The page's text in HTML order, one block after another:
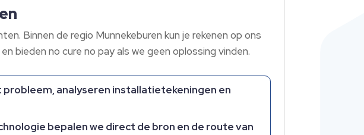
Binnen de regio Munnekeburen kun je rekenen op ons
bieden no cure no pay als we geen oplossing vinden.​
analyseren installatietekeningen en
bepalen we direct de bron en de route van